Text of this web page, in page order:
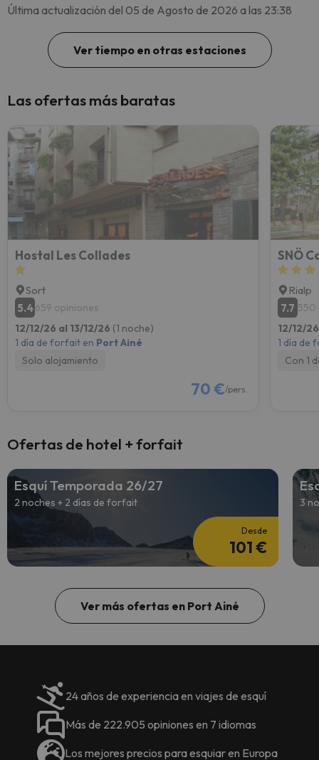
Última actualización del 05 de Agosto de 2026 a las 23:38
Ver tiempo en otras estaciones
Las ofertas más baratas
Hostal Les Collades
Sort
5.4659 opiniones
12/12/26 al 13/12/26 (1 noche)
1 día de forfait en Port Ainé
Solo alojamiento
70 €/pers.
SNÖ
Rialp
7.7 550
12/12/
1 día de
Con 1
Ofertas de hotel + forfait
Esquí Temporada 26/27
2 noches + 2 días de forfait
Desde
101 €
3
Ver más ofertas en Port Ainé
24 años de experiencia en viajes de esquí
Más de 222.905 opiniones en 7 idiomas
Los mejores precios para esquiar en Europa